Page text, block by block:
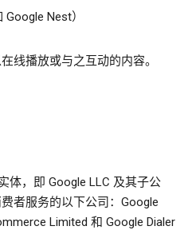
Nest）
线播放或与之互动的内容。
体，即 Google LLC 及其子公
者服务的以下公司：Google
Limited 和 Google Dialer